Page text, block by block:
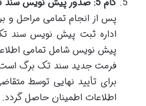
پس از انجام تمامی مراحل و
اداره ثبت پیش نویس سند
پیش نویس شامل تمامی
فرمت جدید سند تک برگ
برای تأیید نهایی توسط
اطلاعات اطمینان حاصل گردد.